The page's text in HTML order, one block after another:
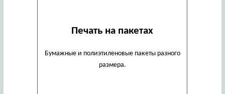
Печать на пакетах
Бумажные и полиэтиленовые пакеты разного
размера.